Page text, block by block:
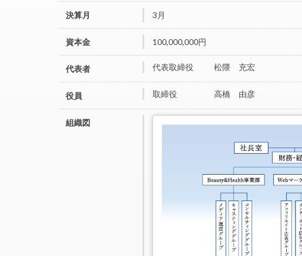
決算月 3月
資本金 100,000,000円
代表者 代表取締役 松隈 充宏
役員 取締役 高橋 由彦
組織図